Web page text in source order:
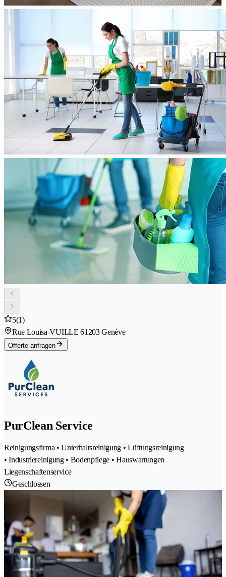
5(1)
Rue Louisa-VUILLE 61203 Genève
Offerte anfragen
PurClean Service
Reinigungsfirma • Unterhaltsreinigung • Lüftungsreinigung
• Industriereinigung • Bodenpflege • Hauswartungen
Liegenschaftenservice
Geschlossen